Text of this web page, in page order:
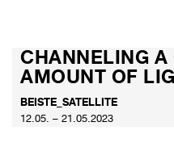
CHANNELING A
AMOUNT OF
BEISTE_SATELLITE
12.05. – 21.05.2023